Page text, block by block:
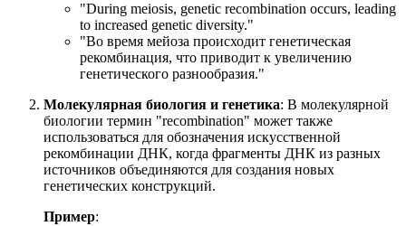
"During meiosis, genetic recombination occurs, leading
to increased genetic diversity."
"Во время мейоза происходит генетическая
рекомбинация, что приводит к увеличению
генетического разнообразия."
Молекулярная биология и генетика: В молекулярной
биологии термин "recombination" может также
использоваться для обозначения искусственной
рекомбинации ДНК, когда фрагменты ДНК из разных
источников объединяются для создания новых
генетических конструкций.
Пример: